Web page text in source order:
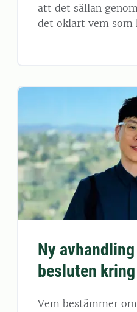
att det sällan
det oklart vem som
Ny
besluten
Vem bestämmer om